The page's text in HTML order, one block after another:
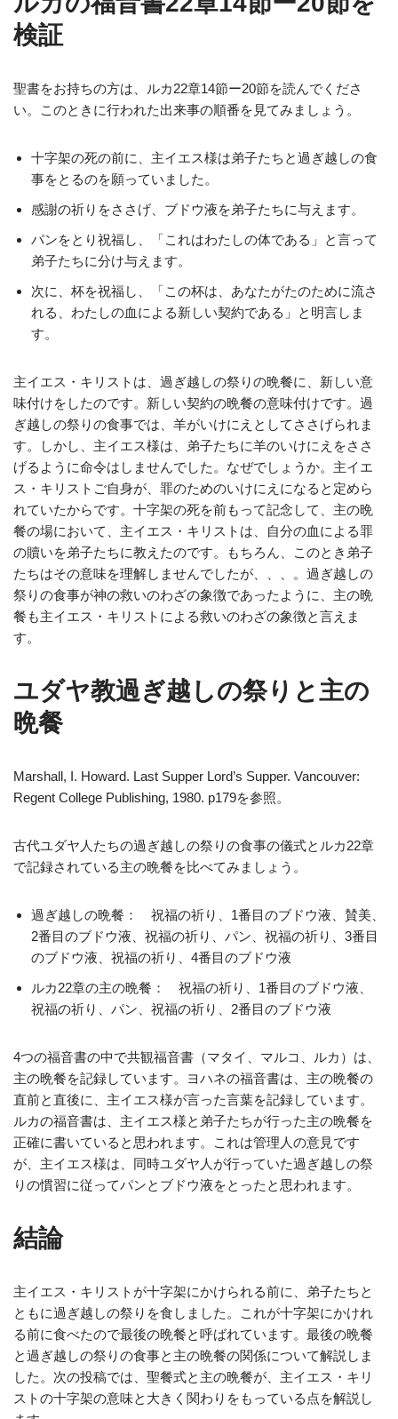
検証
聖書をお持ちの方は、ルカ22章14節ー20節を読んでくださ
い。このときに行われた出来事の順番を見てみましょう。
十字架の死の前に、主イエス様は弟子たちと過ぎ越しの食
事をとるのを願っていました。
感謝の祈りをささげ、ブドウ液を弟子たちに与えます。
パンをとり祝福し、「これはわたしの体である」と言って
弟子たちに分け与えます。
次に、杯を祝福し、「この杯は、あなたがたのために流さ
れる、わたしの血による新しい契約である」と明言しま
す。
主イエス・キリストは、過ぎ越しの祭りの晩餐に、新しい意
味付けをしたのです。新しい契約の晩餐の意味付けです。過
ぎ越しの祭りの食事では、羊がいけにえとしてささげられま
す。しかし、主イエス様は、弟子たちに羊のいけにえをささ
げるように命令はしませんでした。なぜでしょうか。主イエ
ス・キリストご自身が、罪のためのいけにえになると定めら
れていたからです。十字架の死を前もって記念して、主の晩
餐の場において、主イエス・キリストは、自分の血による罪
の贖いを弟子たちに教えたのです。もちろん、このとき弟子
たちはその意味を理解しませんでしたが、、、。過ぎ越しの
祭りの食事が神の救いのわざの象徴であったように、主の晩
餐も主イエス・キリストによる救いのわざの象徴と言えま
す。
ユダヤ教過ぎ越しの祭りと主の
晩餐
Marshall, I. Howard. Last Supper Lord’s Supper. Vancouver:
Regent College Publishing, 1980. p179を参照。
古代ユダヤ人たちの過ぎ越しの祭りの食事の儀式とルカ22章
で記録されている主の晩餐を比べてみましょう。
過ぎ越しの晩餐： 祝福の祈り、1番目のブドウ液、賛美、
2番目のブドウ液、祝福の祈り、パン、祝福の祈り、3番目
のブドウ液、祝福の祈り、4番目のブドウ液
ルカ22章の主の晩餐： 祝福の祈り、1番目のブドウ液、
祝福の祈り、パン、祝福の祈り、2番目のブドウ液
4つの福音書の中で共観福音書（マタイ、マルコ、ルカ）は、
主の晩餐を記録しています。ヨハネの福音書は、主の晩餐の
直前と直後に、主イエス様が言った言葉を記録しています。
ルカの福音書は、主イエス様と弟子たちが行った主の晩餐を
正確に書いていると思われます。これは管理人の意見です
が、主イエス様は、同時ユダヤ人が行っていた過ぎ越しの祭
りの慣習に従ってパンとブドウ液をとったと思われます。
結論
主イエス・キリストが十字架にかけられる前に、弟子たちと
ともに過ぎ越しの祭りを食しました。これが十字架にかけれ
る前に食べたので最後の晩餐と呼ばれています。最後の晩餐
と過ぎ越しの祭りの食事と主の晩餐の関係について解説しま
した。次の投稿では、聖餐式と主の晩餐が、主イエス・キリ
ストの十字架の意味と大きく関わりをもっている点を解説し